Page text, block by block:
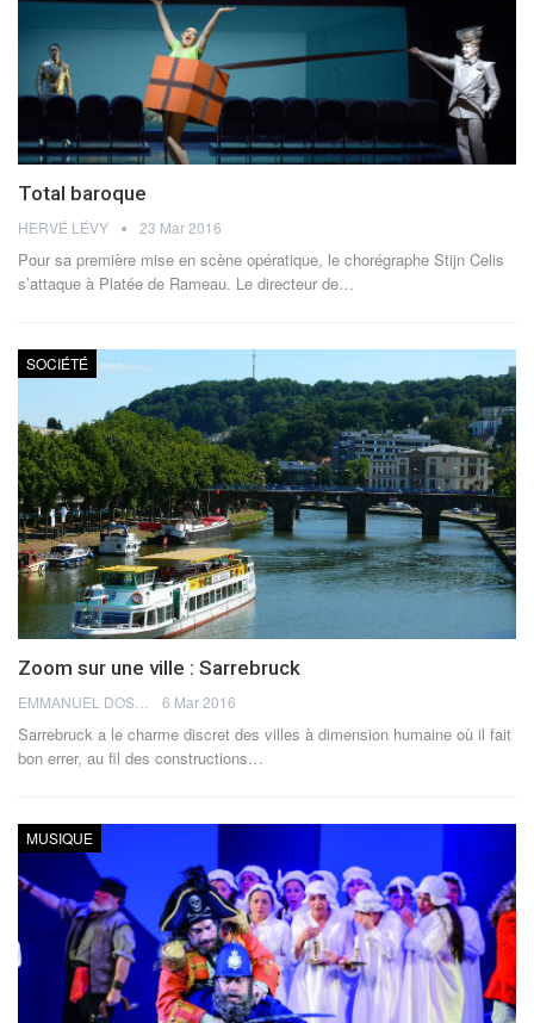
Total baroque
HERVÉ LÉVY 23 Mar 2016
Pour sa première mise en scène opératique, le chorégraphe Stijn Celis
s’attaque à Platée de Rameau. Le directeur de…
SOCIÉTÉ
Zoom sur une ville : Sarrebruck
6 Mar 2016
Sarrebruck a le charme discret des villes à dimension humaine où il fait
bon errer, au fil des constructions…
MUSIQUE